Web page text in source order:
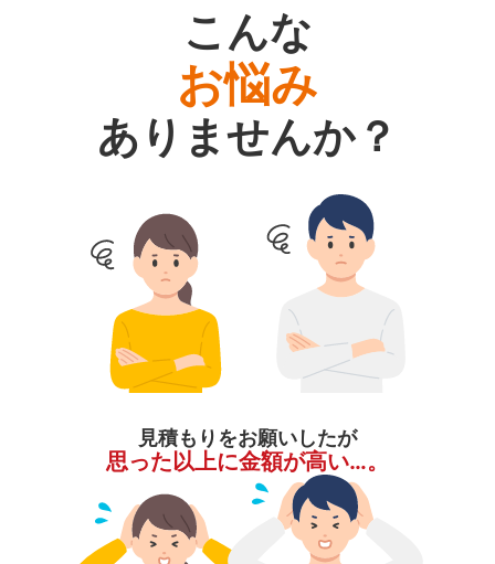
こんな
お悩み
ありませんか？
見積もりをお願いしたが
思った以上に金額が高い…。